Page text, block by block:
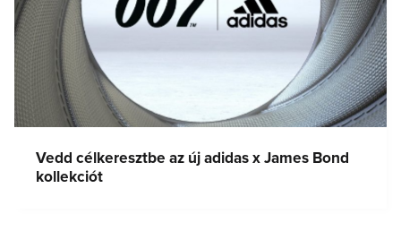
Vedd célkeresztbe az új adidas x James Bond
kollekciót